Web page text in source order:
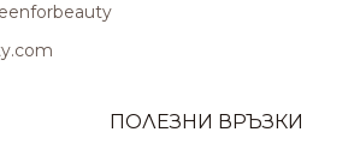
ПОЛЕЗНИ ВРЪЗКИ